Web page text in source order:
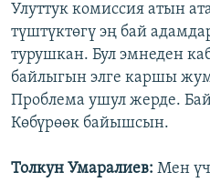
Улуттук комиссия атын
түштүктөгү эң бай
турушкан. Бул эмнеден
байлыгын элге каршы
Проблема ушул жерде.
Көбүрөөк байышсын.
Толкун Умаралиев: Мен